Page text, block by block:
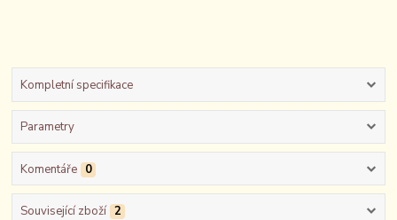
Kompletní specifikace
Parametry
Komentáře 0
Související zboží 2